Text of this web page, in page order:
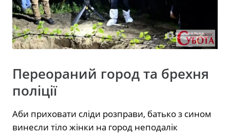
Переораний город та брехня
поліції
Аби приховати сліди розправи, батько з сином
винесли тіло жінки на город неподалік